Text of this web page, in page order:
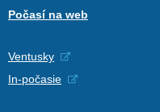
Počasí na web
Ventusky
In-počasie